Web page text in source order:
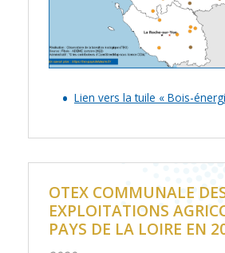
Lien vers la tuile « Bois-
OTEX COMMUNALE
EXPLOITATIONS
PAYS DE LA LOIRE EN